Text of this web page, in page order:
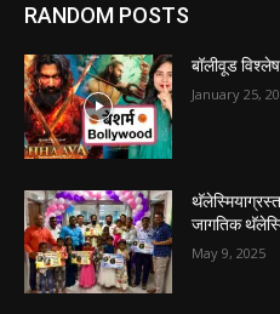
RANDOM POSTS
बॉलीवूड
January 25,
जागतिक
May 9, 2025